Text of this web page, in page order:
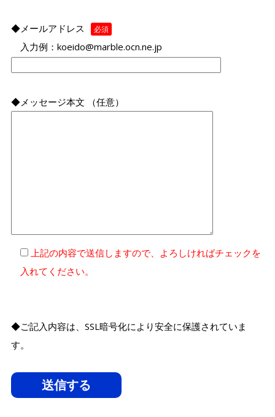
◆メールアドレス 必須
入力例：koeido@marble.ocn.ne.jp
◆メッセージ本文 （任意）
上記の内容で送信しますので、よろしければチェックを
入れてください。
◆ご記入内容は、SSL暗号化により安全に保護されていま
す。